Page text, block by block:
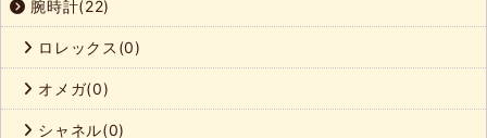
腕時計(22)
ロレックス(0)
オメガ(0)
シャネル(0)